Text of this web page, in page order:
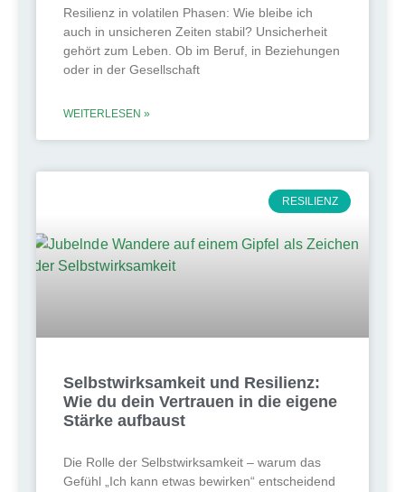
Resilienz in volatilen Phasen: Wie bleibe ich
auch in unsicheren Zeiten stabil? Unsicherheit
gehört zum Leben. Ob im Beruf, in Beziehungen
oder in der Gesellschaft
WEITERLESEN »
RESILIENZ
Selbstwirksamkeit und Resilienz:
Wie du dein Vertrauen in die eigene
Stärke aufbaust
Die Rolle der Selbstwirksamkeit – warum das
Gefühl „Ich kann etwas bewirken“ entscheidend